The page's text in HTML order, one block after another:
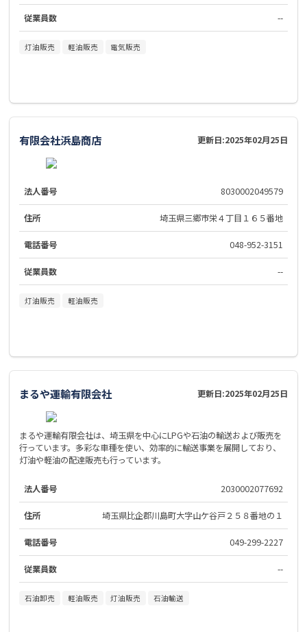
従業員数 --
灯油販売 軽油販売 電気販売
有限会社浜島商店 更新日:2025年02月25日
法人番号 8030002049579
住所 埼玉県三郷市栄４丁目１６５番地
電話番号 048-952-3151
従業員数 --
灯油販売 軽油販売
まるや運輸有限会社 更新日:2025年02月25日
まるや運輸有限会社は、埼玉県を中心にLPGや石油の輸送および販売を
行っています。多彩な車種を使い、効率的に輸送事業を展開しており、
灯油や軽油の配達販売も行っています。
法人番号 2030002077692
住所 埼玉県比企郡川島町大字山ケ谷戸２５８番地の１
電話番号 049-299-2227
従業員数 --
石油卸売 軽油販売 灯油販売 石油輸送